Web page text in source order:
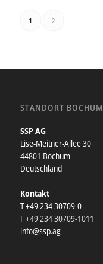
1 2
STANDORT BOCHUM
SSP AG
Lise-Meitner-Allee 30
44801 Bochum
Deutschland
Kontakt
T +49 234 30709-0
F +49 234 30709-1011
info@ssp.ag